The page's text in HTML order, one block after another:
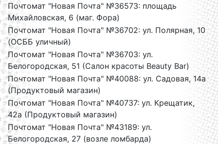
Почтомат "Новая Почта" №36573: площадь
Михайловская, 6 (маг. Фора)
Почтомат "Новая Почта" №36702: ул. Полярная, 10
(ОСББ уличный)
Почтомат "Новая Почта" №36703: ул.
Белогородская, 51 (Салон красоты Beauty Bar)
Почтомат "Новая Почта" №40088: ул. Садовая, 14а
(Продуктовый магазин)
Почтомат "Новая Почта" №40737: ул. Крещатик,
42а (Продуктовый магазин)
Почтомат "Новая Почта" №43189: ул.
Белогородская, 27 (возле ломбарда)